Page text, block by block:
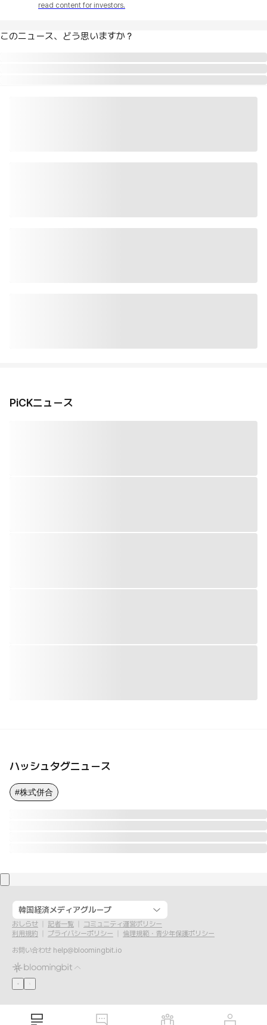
read content for investors.
このニュース、どう思いますか？
PiCKニュース
ハッシュタグニュース
#株式併合
韓国経済メディアグループ
おしらせ 記者一覧
コミュニティ運営ポリシー
利用規約
プライバシーポリシー
倫理規範・青少年保護ポリシー
お問い合わせ help@bloomingbit.io